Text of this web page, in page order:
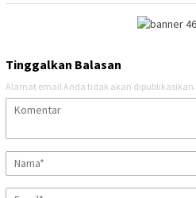
Tinggalkan Balasan
Alamat email Anda tidak akan dipublikasikan.